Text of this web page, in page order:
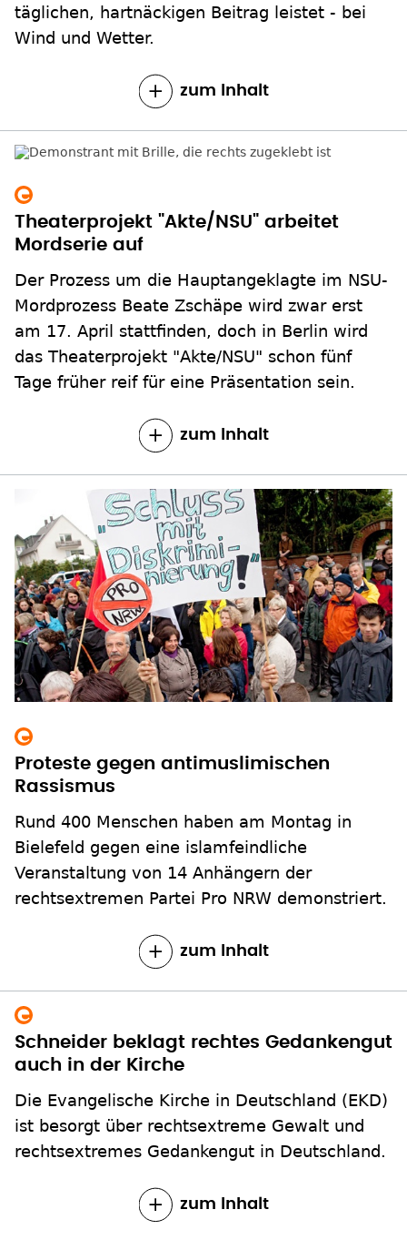
täglichen, hartnäckigen Beitrag leistet - bei
Wind und Wetter.
zum Inhalt
Theaterprojekt "Akte/NSU" arbeitet
Mordserie auf
Der Prozess um die Hauptangeklagte im NSU-
Mordprozess Beate Zschäpe wird zwar erst
am 17. April stattfinden, doch in Berlin wird
das Theaterprojekt "Akte/NSU" schon fünf
Tage früher reif für eine Präsentation sein.
zum Inhalt
Proteste gegen antimuslimischen
Rassismus
Rund 400 Menschen haben am Montag in
Bielefeld gegen eine islamfeindliche
Veranstaltung von 14 Anhängern der
rechtsextremen Partei Pro NRW demonstriert.
zum Inhalt
Schneider beklagt rechtes Gedankengut
auch in der Kirche
Die Evangelische Kirche in Deutschland (EKD)
ist besorgt über rechtsextreme Gewalt und
rechtsextremes Gedankengut in Deutschland.
zum Inhalt